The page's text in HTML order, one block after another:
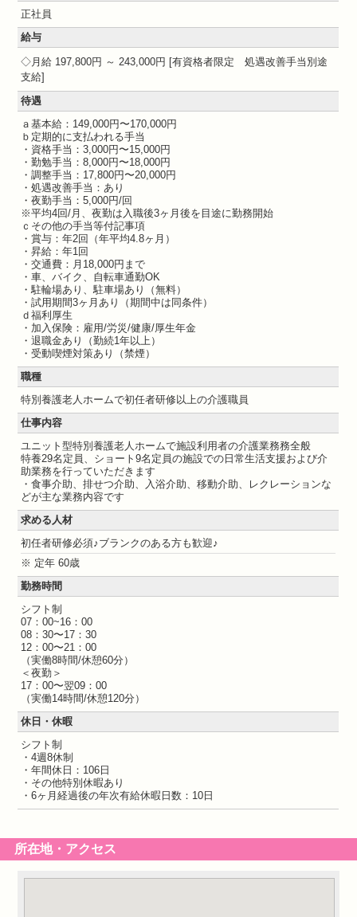
正社員
給与
月給 197,800円 ～ 243,000円
有資格者限定 処遇改善手当別途
支給
待遇
ａ基本給：149,000円〜170,000円
ｂ定期的に支払われる手当
・資格手当：3,000円〜15,000円
・勤勉手当：8,000円〜18,000円
・調整手当：17,800円〜20,000円
・処遇改善手当：あり
・夜勤手当：5,000円/回
※平均4回/月、夜勤は入職後3ヶ月後を目途に勤務開始
ｃその他の手当等付記事項
・賞与：年2回（年平均4.8ヶ月）
・昇給：年1回
・交通費：月18,000円まで
・車、バイク、自転車通勤OK
・駐輪場あり、駐車場あり（無料）
・試用期間3ヶ月あり（期間中は同条件）
ｄ福利厚生
・加入保険：雇用/労災/健康/厚生年金
・退職金あり（勤続1年以上）
・受動喫煙対策あり（禁煙）
職種
特別養護老人ホームで初任者研修以上の介護職員
仕事内容
ユニット型特別養護老人ホームで施設利用者の介護業務務全般
特養29名定員、ショート9名定員の施設での日常生活支援および介
助業務を行っていただきます
・食事介助、排せつ介助、入浴介助、移動介助、レクレーションな
どが主な業務内容です
求める人材
初任者研修必須♪ブランクのある方も歓迎♪
※ 定年 60歳
勤務時間
シフト制
07：00~16：00
08：30〜17：30
12：00〜21：00
（実働8時間/休憩60分）
＜夜勤＞
17：00〜翌09：00
（実働14時間/休憩120分）
休日・休暇
シフト制
・4週8休制
・年間休日：106日
・その他特別休暇あり
・6ヶ月経過後の年次有給休暇日数：10日
所在地・アクセス